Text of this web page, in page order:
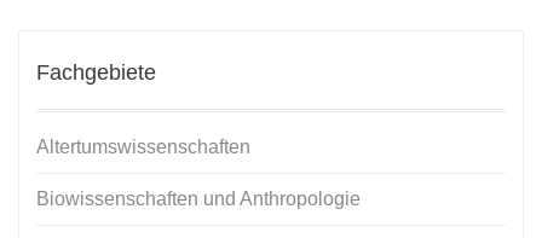
Fachgebiete
Altertumswissenschaften
Biowissenschaften und Anthropologie